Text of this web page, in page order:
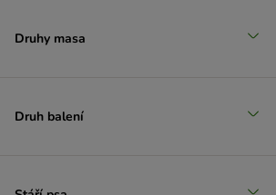
Druhy masa
Druh balení